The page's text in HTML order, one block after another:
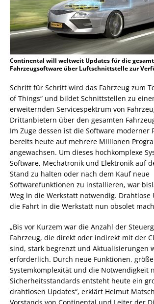
Continental will weltweit Updates für die
Fahrzeugsoftware über Luftschnittstelle zur
Schritt für Schritt wird das Fahrzeug zum
of Things“ und bildet Schnittstellen zu
erweiternden Servicespektrum von
Drittanbietern über den gesamten
Im Zuge dessen ist die Software moderner
bereits heute auf mehrere Millionen
angewachsen. Um dieses hochkomplexe
Software, Mechatronik und Elektronik auf
Stand zu halten oder nach dem Kauf neue
Softwarefunktionen zu installieren, war
Weg in die Werkstatt notwendig. Drahtlose
die Fahrt in die Werkstatt nun obsolet
„Bis vor Kurzem war die Anzahl der
Fahrzeug, die direkt oder indirekt mit der
sind, stark begrenzt und Aktualisierungen
erforderlich. Durch neue Funktionen,
Systemkomplexität und die Notwendigkeit
Sicherheitsstandards entsteht heute ein
drahtlosen Updates“, erklärt Helmut